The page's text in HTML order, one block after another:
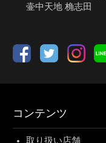
壷中天地 桷志田
コンテンツ
取り扱い店舗